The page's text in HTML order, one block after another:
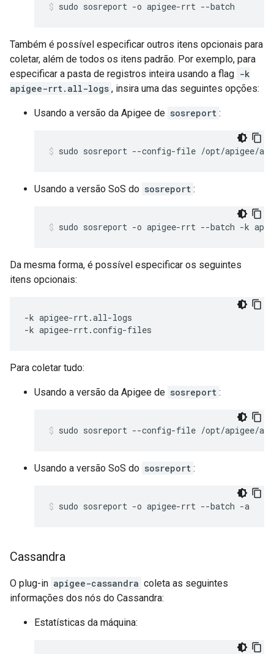
sudo sosreport -o apigee-rrt --batch
Também é possível especificar outros itens opcionais para
coletar, além de todos os itens padrão. Por exemplo, para
especificar a pasta de registros inteira usando a flag -k
apigee-rrt.all-logs , insira uma das seguintes opções:
Usando a versão da Apigee de sosreport :
sudo sosreport --config-file /opt/apigee/
Usando a versão SoS do sosreport :
sudo sosreport -o apigee-rrt --batch -k
Da mesma forma, é possível especificar os seguintes
itens opcionais:
-k apigee-rrt.all-logs
-k apigee-rrt.config-files
Para coletar tudo:
Usando a versão da Apigee de sosreport :
sudo sosreport --config-file /opt/apigee/
Usando a versão SoS do sosreport :
sudo sosreport -o apigee-rrt --batch -a
Cassandra
O plug-in apigee-cassandra coleta as seguintes
informações dos nós do Cassandra:
Estatísticas da máquina: